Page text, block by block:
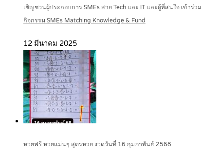
เชิญชวนผู้ประกอบการ SMEs สาย Tech และ IT และผู้ที่สนใจ เข้าร่วม
กิจกรรม SMEs Matching Knowledge & Fund
12 มีนาคม 2025
หวยฟรี หวยแม่นๆ สูตรหวย งวดวันที่ 16 กุมภาพันธ์ 2568